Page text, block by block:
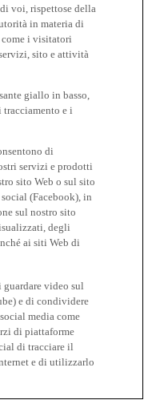
voi, rispettose della
in materia di
i visitatori
sito e attività
giallo in basso,
e i
di
servizi e prodotti
sito Web o sul sito
(Facebook), in
sul nostro sito
degli
ai siti Web di
video sul
e di condividere
media come
di piattaforme
di tracciare il
e di utilizzarlo